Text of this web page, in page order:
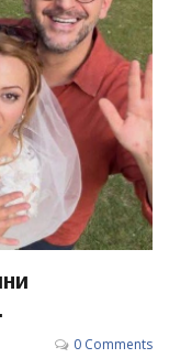
0 Comments